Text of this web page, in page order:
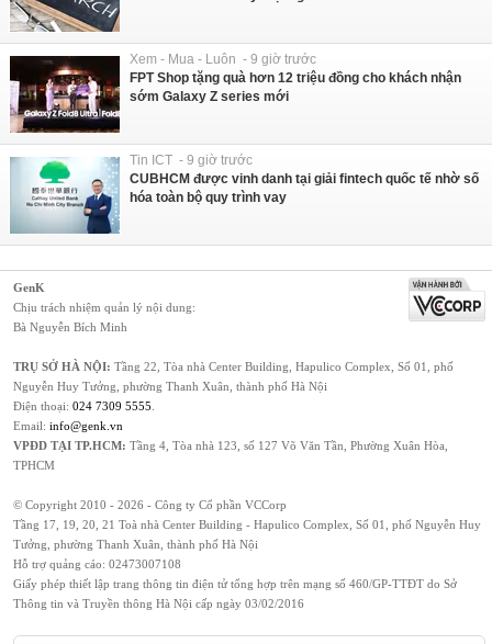
Xem - Mua - Luôn - 9 giờ trước
FPT Shop tặng quà hơn 12 triệu đồng cho khách nhận
sớm Galaxy Z series mới
Tin ICT - 9 giờ trước
CUBHCM được vinh danh tại giải fintech quốc tế nhờ số
hóa toàn bộ quy trình vay
GenK
Chịu trách nhiệm quản lý nội dung:
Bà Nguyễn Bích Minh
TRỤ SỞ HÀ NỘI: Tầng 22, Tòa nhà Center Building, Hapulico Complex, Số 01, phố
Nguyễn Huy Tưởng, phường Thanh Xuân, thành phố Hà Nội
Điện thoại: 024 7309 5555
Email: info@genk.vn
VPĐD TẠI TP.HCM: Tầng 4, Tòa nhà 123, số 127 Võ Văn Tần, Phường Xuân Hòa,
TPHCM
© Copyright 2010 - 2026 - Công ty Cổ phần VCCorp
Tầng 17, 19, 20, 21 Toà nhà Center Building - Hapulico Complex, Số 01, phố Nguyễn Huy
Tưởng, phường Thanh Xuân, thành phố Hà Nội
Hỗ trợ quảng cáo: 02473007108
Giấy phép thiết lập trang thông tin điện tử tổng hợp trên mạng số 460/GP-TTĐT do Sở
Thông tin và Truyền thông Hà Nội cấp ngày 03/02/2016